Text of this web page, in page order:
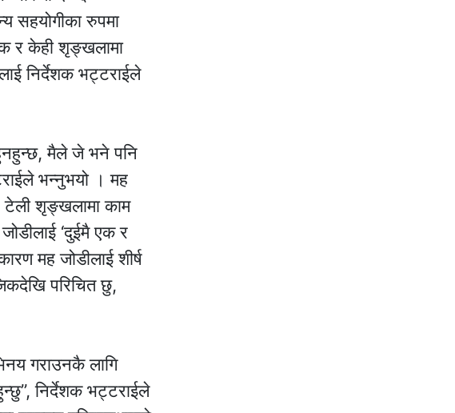
सहयोगीका रुपमा
र केही शृङ्खलामा
निर्देशक भट्टराईले
मैले जे भने पनि
भन्नुभयो । मह
टेली शृङ्खलामा काम
‘दुईमै एक र
मह जोडीलाई शीर्ष
परिचित छु,
गराउनकै लागि
निर्देशक भट्टराईले